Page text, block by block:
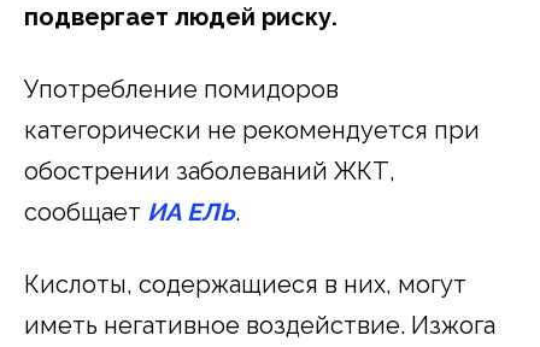
подвергает людей риску.
Употребление помидоров
категорически не рекомендуется при
обострении заболеваний ЖКТ,
сообщает ИА ЕЛЬ.
Кислоты, содержащиеся в них, могут
иметь негативное воздействие. Изжога